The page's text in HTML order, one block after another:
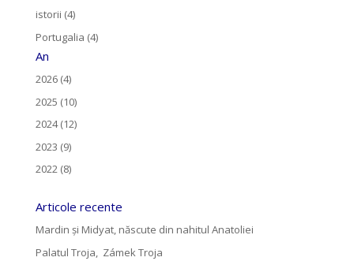
istorii (4)
Portugalia (4)
An
2026 (4)
2025 (10)
2024 (12)
2023 (9)
2022 (8)
Articole recente
Mardin și Midyat, născute din nahitul Anatoliei
Palatul Troja, Zámek Troja